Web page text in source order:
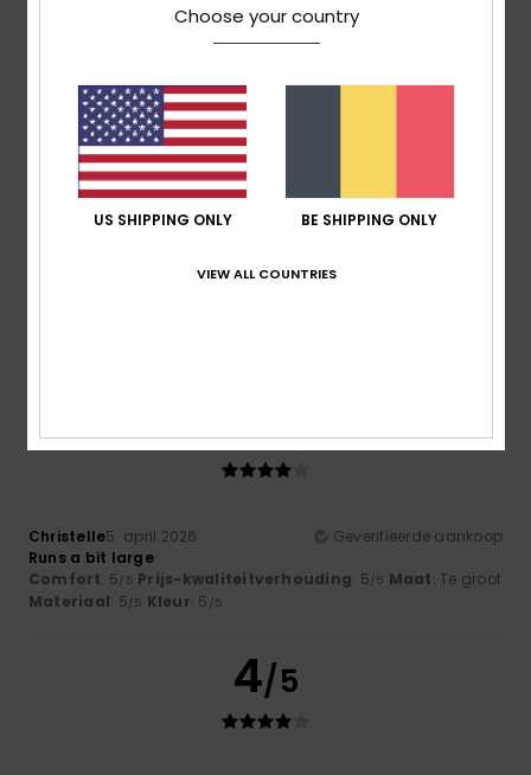
Geverifieerde aankoop
Ik raad dit product aan
4
Geverifieerde aankoop
4/5
Christelle5. april 2026
Geverifieerde aankoop
Runs a bit large
Comfort: 5/5 Prijs-kwaliteitverhouding: 5/5 Maat: Te groot
Materiaal: 5/5 Kleur: 5 /5
4/5
Choose your country
US SHIPPING ONLY BE SHIPPING ONLY
VIEW ALL COUNTRIES